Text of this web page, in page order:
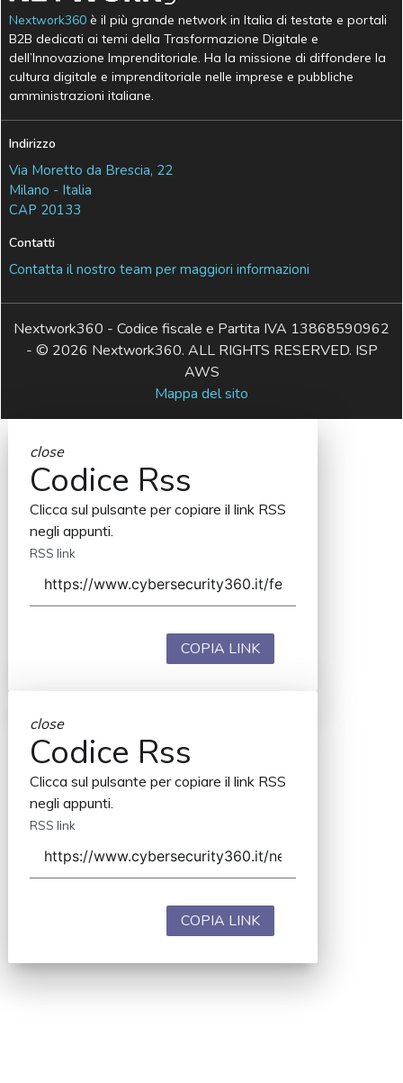
Nextwork360 è il più grande network in Italia di testate e portali
B2B dedicati ai temi della Trasformazione Digitale e
dell’Innovazione Imprenditoriale. Ha la missione di diffondere la
cultura digitale e imprenditoriale nelle imprese e pubbliche
amministrazioni italiane.
Indirizzo
Via Moretto da Brescia, 22
Milano - Italia
CAP 20133
Contatti
Contatta il nostro team per maggiori informazioni
Nextwork360 - Codice fiscale e Partita IVA 13868590962
- © 2026 Nextwork360. ALL RIGHTS RESERVED. ISP
AWS
Mappa del sito
close
Codice Rss
Clicca sul pulsante per copiare il link RSS
negli appunti.
RSS link
COPIA LINK
close
Codice Rss
Clicca sul pulsante per copiare il link RSS
negli appunti.
RSS link
COPIA LINK